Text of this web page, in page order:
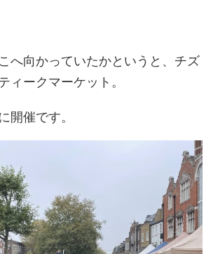
へ向かっていたかというと、チズ
ィークマーケット。
開催です。